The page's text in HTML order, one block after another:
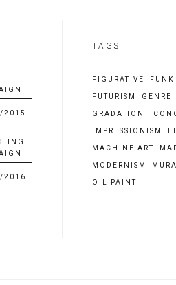
2015
2016
TAGS
FIGURATIVE FUNK
FUTURISM GENRE
GRADATION
IMPRESSIONISM
MACHINE ART
MODERNISM
OIL PAINT